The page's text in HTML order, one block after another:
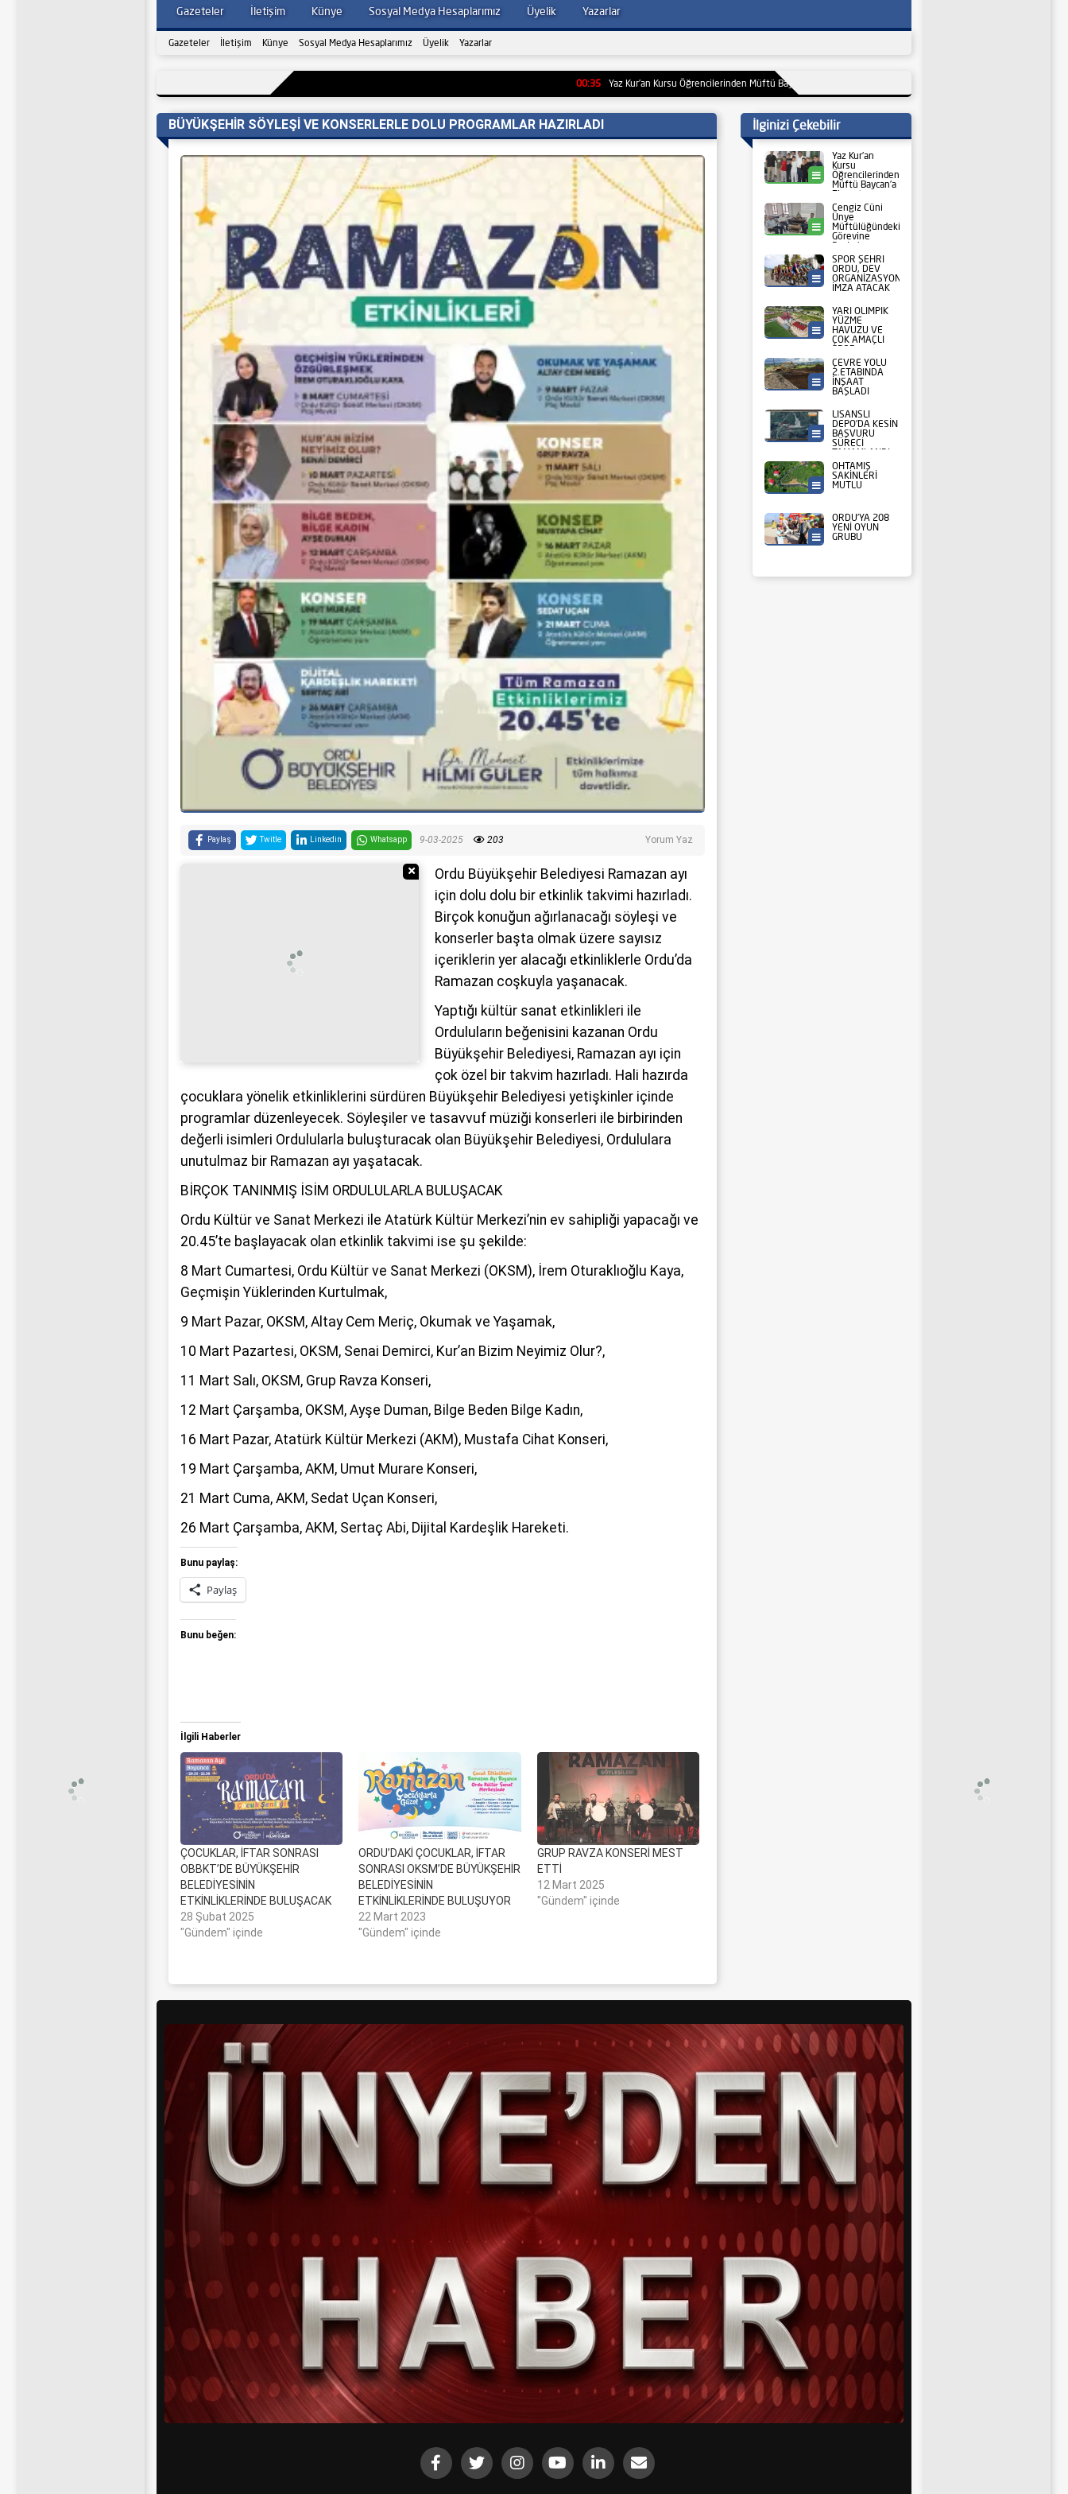
Gazeteler İletişim Künye Sosyal Medya Hesaplarımız Üyelik Yazarlar
Gazeteler İletişim Künye Sosyal Medya Hesaplarımız Üyelik Yazarlar
Yaz Kur’an Kursu Öğrencilerinden Müftü Baycan’a Ziyaret
BÜYÜKŞEHİR SÖYLEŞİ VE KONSERLERLE DOLU PROGRAMLAR HAZIRLADI
Paylaş Twitle Linkedin Whatsapp 9-03-2025 203 Yorum Yaz
Reklamı Gizle
Ordu Büyükşehir Belediyesi Ramazan ayı
için dolu dolu bir etkinlik takvimi hazırladı.
Birçok konuğun ağırlanacağı söyleşi ve
konserler başta olmak üzere sayısız
içeriklerin yer alacağı etkinliklerle Ordu’da
Ramazan coşkuyla yaşanacak.
Yaptığı kültür sanat etkinlikleri ile
Orduluların beğenisini kazanan Ordu
Büyükşehir Belediyesi, Ramazan ayı için
çok özel bir takvim hazırladı. Hali hazırda
çocuklara yönelik etkinliklerini sürdüren Büyükşehir Belediyesi yetişkinler içinde
programlar düzenleyecek. Söyleşiler ve tasavvuf müziği konserleri ile birbirinden
değerli isimleri Ordulularla buluşturacak olan Büyükşehir Belediyesi, Ordululara
unutulmaz bir Ramazan ayı yaşatacak.
BİRÇOK TANINMIŞ İSİM ORDULULARLA BULUŞACAK
Ordu Kültür ve Sanat Merkezi ile Atatürk Kültür Merkezi’nin ev sahipliği yapacağı ve
20.45’te başlayacak olan etkinlik takvimi ise şu şekilde:
8 Mart Cumartesi, Ordu Kültür ve Sanat Merkezi (OKSM), İrem Oturaklıoğlu Kaya,
Geçmişin Yüklerinden Kurtulmak,
9 Mart Pazar, OKSM, Altay Cem Meriç, Okumak ve Yaşamak,
10 Mart Pazartesi, OKSM, Senai Demirci, Kur’an Bizim Neyimiz Olur?,
11 Mart Salı, OKSM, Grup Ravza Konseri,
12 Mart Çarşamba, OKSM, Ayşe Duman, Bilge Beden Bilge Kadın,
16 Mart Pazar, Atatürk Kültür Merkezi (AKM), Mustafa Cihat Konseri,
19 Mart Çarşamba, AKM, Umut Murare Konseri,
21 Mart Cuma, AKM, Sedat Uçan Konseri,
26 Mart Çarşamba, AKM, Sertaç Abi, Dijital Kardeşlik Hareketi.
Bunu paylaş:
Paylaş
Bunu beğen:
İlgili Haberler
ÇOCUKLAR, İFTAR SONRASI
OBBKT’DE BÜYÜKŞEHİR
BELEDİYESİNİN
ETKİNLİKLERİNDE BULUŞACAK
28 Şubat 2025
"Gündem" içinde
ORDU’DAKİ ÇOCUKLAR, İFTAR
SONRASI OKSM’DE BÜYÜKŞEHİR
BELEDİYESİNİN
ETKİNLİKLERİNDE BULUŞUYOR
22 Mart 2023
"Gündem" içinde
GRUP RAVZA KONSERİ MEST
ETTİ
12 Mart 2025
"Gündem" içinde
İlginizi Çekebilir
Ünye
Yaz Kur’an
Kursu
Öğrencilerinden
Müftü Baycan’a
Ziyaret
Ünye
Cengiz Cüni
Ünye
Müftülüğündeki
Görevine
Başladı
Ordu Büyükşehir
SPOR ŞEHRİ
ORDU, DEV
ORGANİZASYONA
İMZA ATACAK
Ordu Büyükşehir
YARI OLİMPİK
YÜZME
HAVUZU VE
ÇOK AMAÇLI
SPOR
SALONUNUN
KABA
İNŞAATLARI
TAMAMLANDI
Ordu Büyükşehir
ÇEVRE YOLU
2.ETABINDA
İNŞAAT
BAŞLADI
Tarım
LİSANSLI
DEPO’DA KESİN
BAŞVURU
SÜRECİ
TAMAMLANDI
Ordu Büyükşehir
OHTAMIŞ
SAKİNLERİ
MUTLU
Ordu Büyükşehir
ORDU’YA 208
YENİ OYUN
GRUBU